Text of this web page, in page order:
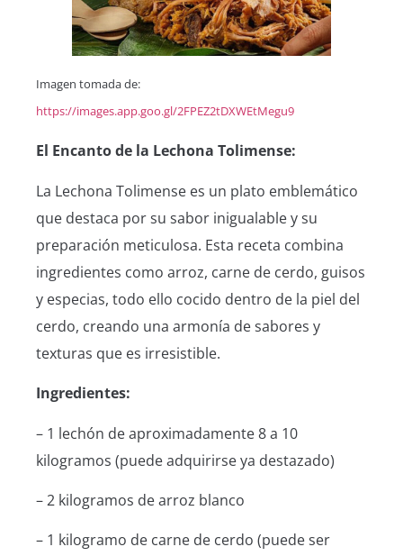
Imagen tomada de:
https://images.app.goo.gl/2FPEZ2tDXWEtMegu9
El Encanto de la Lechona Tolimense:
La Lechona Tolimense es un plato emblemático
que destaca por su sabor inigualable y su
preparación meticulosa. Esta receta combina
ingredientes como arroz, carne de cerdo, guisos
y especias, todo ello cocido dentro de la piel del
cerdo, creando una armonía de sabores y
texturas que es irresistible.
Ingredientes:
– 1 lechón de aproximadamente 8 a 10
kilogramos (puede adquirirse ya destazado)
– 2 kilogramos de arroz blanco
– 1 kilogramo de carne de cerdo (puede ser